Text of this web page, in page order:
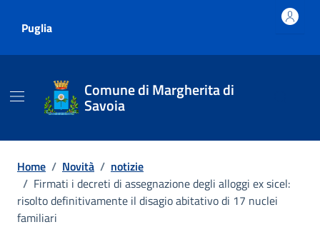
Puglia
Comune di Margherita di
Savoia
Home / Novità / notizie
/ Firmati i decreti di assegnazione degli alloggi ex sicel:
risolto definitivamente il disagio abitativo di 17 nuclei
familiari